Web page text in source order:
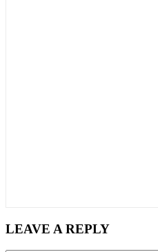
LEAVE A REPLY